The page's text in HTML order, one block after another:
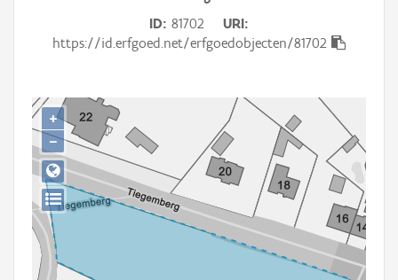
Gebeurtenis
Persoon of collectief
Downloads
Hergebruik
Aanmelden
ID 81702
URI
https://id.erfgoed.net/erfgoedobjecten/81702
+
−